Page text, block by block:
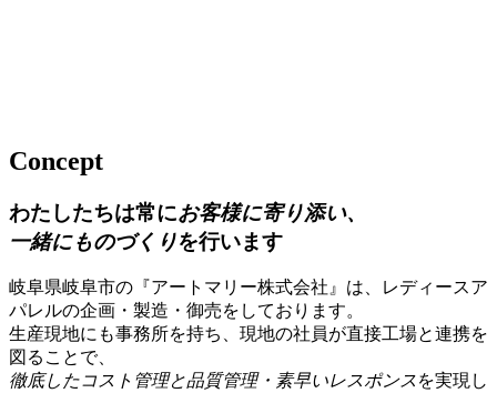
Concept
わたしたちは常にお客様に寄り添い、
一緒にものづくりを行います
岐阜県岐阜市の『アートマリー株式会社』は、レディースア
パレルの企画・製造・御売をしております。
生産現地にも事務所を持ち、現地の社員が直接工場と連携を
図ることで、
徹底したコスト管理と品質管理・素早いレスポンスを実現し